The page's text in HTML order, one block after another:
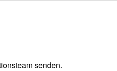
senden.